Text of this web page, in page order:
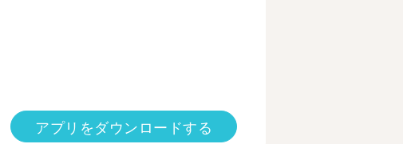
アプリをダウンロードする